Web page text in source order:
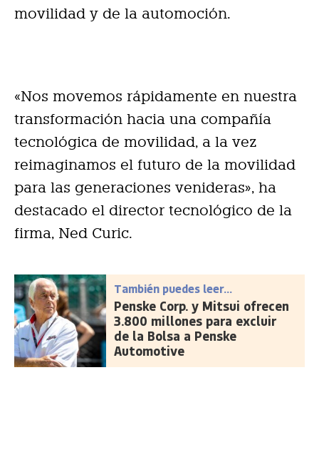
movilidad y de la automoción.
«Nos movemos rápidamente en nuestra
transformación hacia una compañía
tecnológica de movilidad, a la vez
reimaginamos el futuro de la movilidad
para las generaciones venideras», ha
destacado el director tecnológico de la
firma, Ned Curic.
También puedes leer...
Penske Corp. y Mitsui ofrecen
3.800 millones para excluir
de la Bolsa a Penske
Automotive